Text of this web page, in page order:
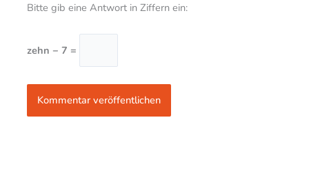
Bitte gib eine Antwort in Ziffern ein:
zehn − 7 =